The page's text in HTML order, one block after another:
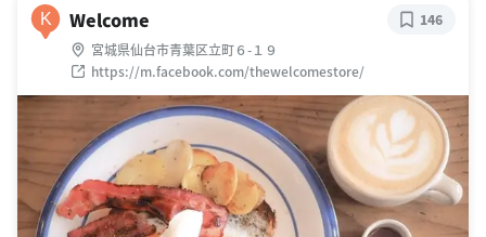
K Welcome
宮城県仙台市青葉区立町６-１９
https://m.facebook.com/thewelcomestore/
146